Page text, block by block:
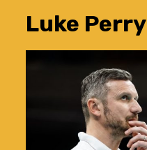
Luke Perry